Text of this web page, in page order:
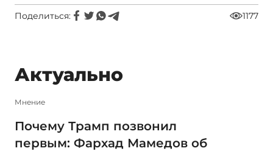
Поделиться: 1177
Актуально
Мнение
Почему Трамп позвонил
первым: Фархад Мамедов об